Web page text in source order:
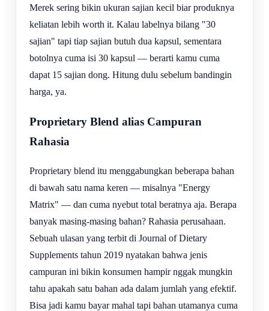
Merek sering bikin ukuran sajian kecil biar produknya
keliatan lebih worth it. Kalau labelnya bilang "30
sajian" tapi tiap sajian butuh dua kapsul, sementara
botolnya cuma isi 30 kapsul — berarti kamu cuma
dapat 15 sajian dong. Hitung dulu sebelum bandingin
harga, ya.
Proprietary Blend alias Campuran
Rahasia
Proprietary blend itu menggabungkan beberapa bahan
di bawah satu nama keren — misalnya "Energy
Matrix" — dan cuma nyebut total beratnya aja. Berapa
banyak masing-masing bahan? Rahasia perusahaan.
Sebuah ulasan yang terbit di Journal of Dietary
Supplements tahun 2019 nyatakan bahwa jenis
campuran ini bikin konsumen hampir nggak mungkin
tahu apakah satu bahan ada dalam jumlah yang efektif.
Bisa jadi kamu bayar mahal tapi bahan utamanya cuma